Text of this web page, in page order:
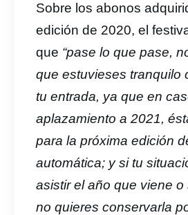
Sobre los abonos
edición de 2020, el
que “pase lo que pase,
que estuvieses tranquilo
tu entrada, ya que en
aplazamiento a 2021,
para la próxima edición
automática; y si tu
asistir el año que viene o
no quieres conservarla